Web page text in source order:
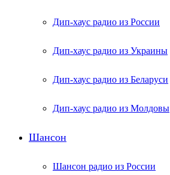
Дип-хаус радио из России
Дип-хаус радио из Украины
Дип-хаус радио из Беларуси
Дип-хаус радио из Молдовы
Шансон
Шансон радио из России